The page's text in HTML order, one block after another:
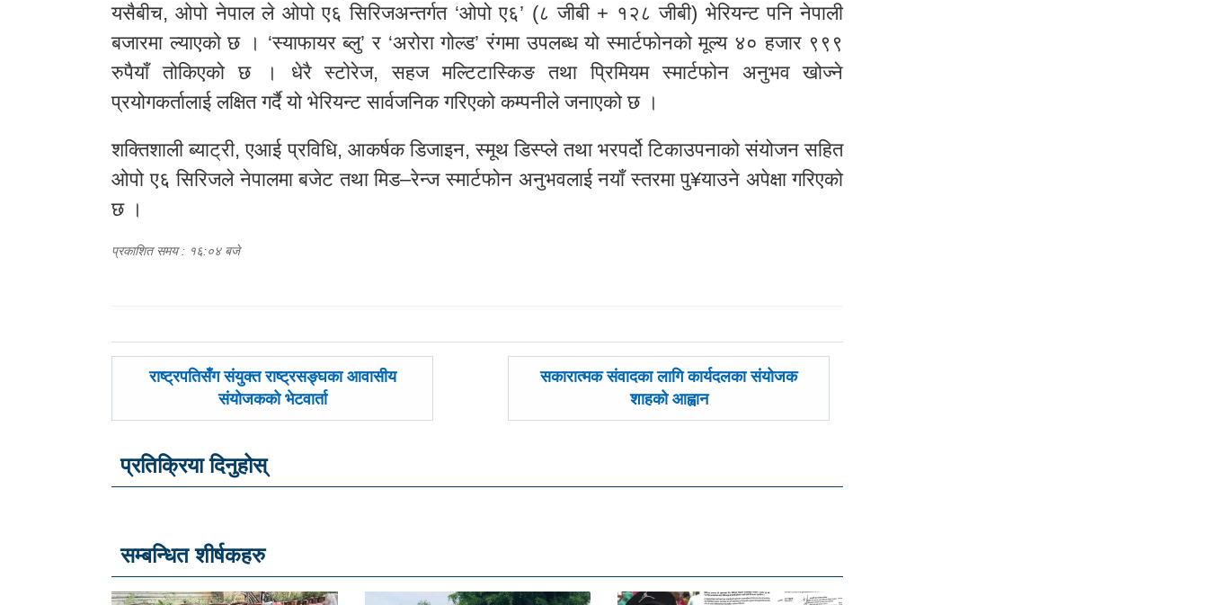
यसैबीच, ओपो नेपाल ले ओपो ए६ सिरिजअन्तर्गत ‘ओपो ए६’ (८ जीबी + १२८ जीबी) भेरियन्ट पनि नेपाली
बजारमा ल्याएको छ । ‘स्याफायर ब्लु’ र ‘अरोरा गोल्ड’ रंगमा उपलब्ध यो स्मार्टफोनको मूल्य ४० हजार ९९९
रुपैयाँ तोकिएको छ । धेरै स्टोरेज, सहज मल्टिटास्किङ तथा प्रिमियम स्मार्टफोन अनुभव खोज्ने
प्रयोगकर्तालाई लक्षित गर्दै यो भेरियन्ट सार्वजनिक गरिएको कम्पनीले जनाएको छ ।
शक्तिशाली ब्याट्री, एआई प्रविधि, आकर्षक डिजाइन, स्मूथ डिस्प्ले तथा भरपर्दो टिकाउपनाको संयोजन सहित
ओपो ए६ सिरिजले नेपालमा बजेट तथा मिड–रेन्ज स्मार्टफोन अनुभवलाई नयाँ स्तरमा पु¥याउने अपेक्षा गरिएको
छ ।
प्रकाशित समय : १६:०४ बजे
पछिल्लाे
राष्ट्रपतिसँग संयुक्त राष्ट्रसङ्घका आवासीय
संयोजकको भेटवार्ता
अघिल्लाे
सकारात्मक संवादका लागि कार्यदलका संयोजक
शाहको आह्वान
प्रतिक्रिया दिनुहोस्
सम्बन्धित शीर्षकहरु